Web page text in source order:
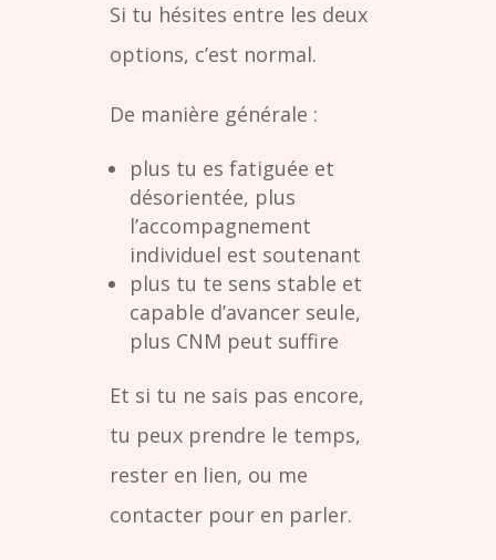
Si tu hésites entre les deux
options, c’est normal.
De manière générale :
plus tu es fatiguée et
désorientée, plus
l’accompagnement
individuel est soutenant
plus tu te sens stable et
capable d’avancer seule,
plus CNM peut suffire
Et si tu ne sais pas encore,
tu peux prendre le temps,
rester en lien, ou me
contacter pour en parler.